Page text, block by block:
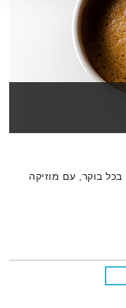
בכל בוקר, עם מוזיקה